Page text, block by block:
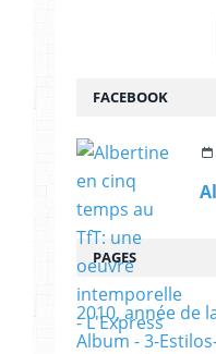
FACEBOOK
PAGES
2010, année de
Album - 3-